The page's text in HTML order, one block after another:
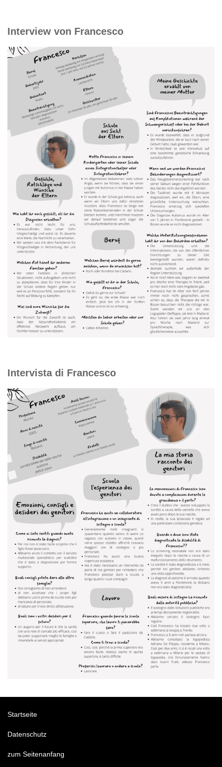
Interview von Francesco
Intervista di Francesco
Startseite
Datenschutz
zum Seitenanfang